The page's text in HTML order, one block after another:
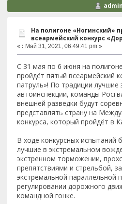
admin
На полигоне «Ногинский»
всеармейский конкурс
« : Май 31, 2021, 06:49:41 pm »
С 31 мая по 6 июня на
пройдёт пятый всеармейский
патруль»! По традиции лучшие
автоинспекции, команды
внешней разведки будут
представлять страну на
конкурса, который пройдёт в
В ходе конкурсных испытаний
лучшие в экстремальном
экстренном торможении,
препятствиями и стрельбой,
экстремальной параллельной
регулировании дорожного
командной гонке.